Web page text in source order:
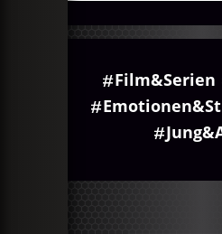
Film&Serien